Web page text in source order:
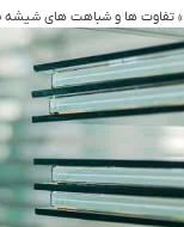
»تفاوت ها و شباهت های